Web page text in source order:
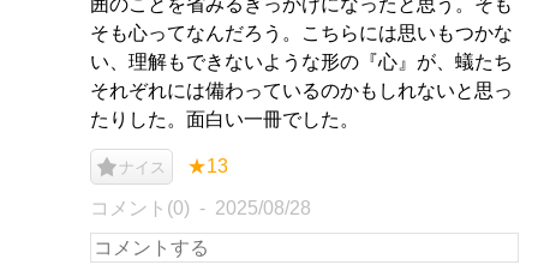
囲のことを省みるきっかけになったと思う。そも
そも心ってなんだろう。こちらには思いもつかな
い、理解もできないような形の『心』が、蟻たち
それぞれには備わっているのかもしれないと思っ
たりした。面白い一冊でした。
ナイス ★13
コメント(0) 2025/08/28